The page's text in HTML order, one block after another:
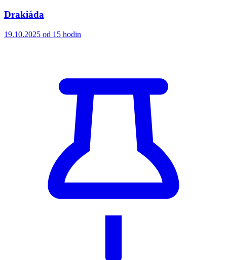
Drakiáda
19.10.2025 od 15 hodin